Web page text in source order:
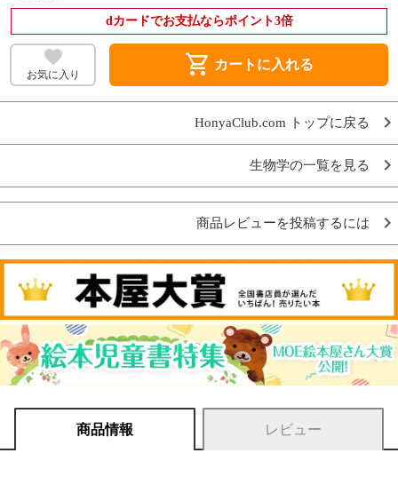
dカードでお支払ならポイント3倍
お気に入り shopping_cart カートに入れる
HonyaClub.com トップに戻る
生物学の一覧を見る
商品レビューを投稿するには
商品情報 レビュー